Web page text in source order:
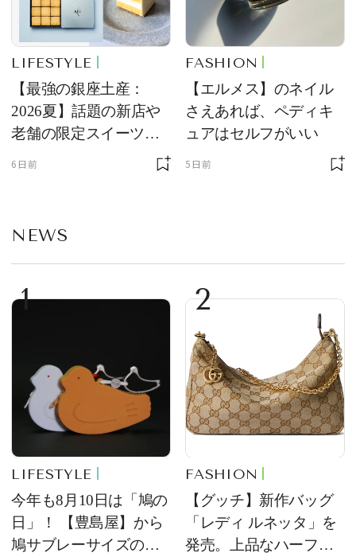
LIFESTYLE
【最強の銀座土産：
2026夏】話題の新店や
老舗の限定スイーツを
ゲット【＃SPURおやつ
6日前
FASHION
【エルメス】のネイル
さえあれば、ペディキ
ュアはセルフがいい
5日前
NEWS
1
LIFESTYLE
今年も8月10日は「鳩の
日」！ 【豊島屋】から
鳩サブレーサイズのポ
2
FASHION
【グッチ】新作バッグ
「レディ ルネッタ」を
発売。上品なハーフム